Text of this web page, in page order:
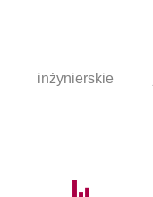
inżynierskie